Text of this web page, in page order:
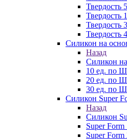
Твердость
Твердость
Твердость
Твердость
Силикон на
Назад
Силикон
10 ед. по
20 ед. по
30 ед. по
Силикон Super
Назад
Силикон
Super Form
Super Form